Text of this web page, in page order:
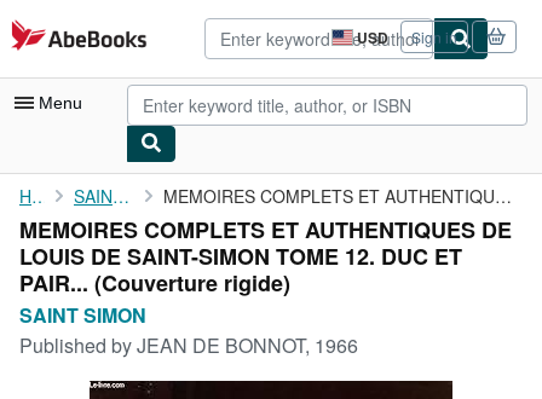
Skip to main content
AbeBooks.com USD
Site
shopping
preferences
Sign in
Menu
My Account
My Purchases
Advanced Search
Browse Collections
Home SAINT SIMON MEMOIRES COMPLETS ET AUTHENTIQUES DE LOUIS DE SAINT-SIMON TOME ...
MEMOIRES COMPLETS ET AUTHENTIQUES DE
LOUIS DE SAINT-SIMON TOME 12. DUC ET
PAIR... (Couverture rigide)
SAINT SIMON
Published byJEAN DE BONNOT, 1966